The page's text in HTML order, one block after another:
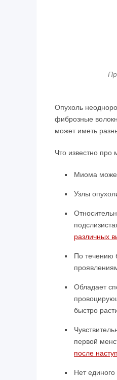
Опухоль
фиброзные
может иметь
Что известно про
Миома
Узлы
различных
По течению
Обладает
быстро
первой
после
Нет